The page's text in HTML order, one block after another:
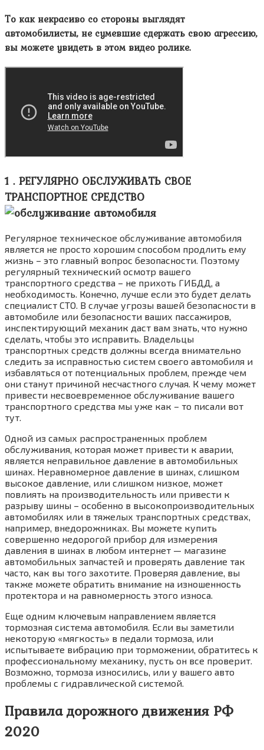
То как некрасиво со стороны выглядят
автомобилисты, не сумевшие сдержать свою агрессию,
вы можете увидеть в этом видео ролике.
1 . РЕГУЛЯРНО ОБСЛУЖИВАТЬ СВОЕ
ТРАНСПОРТНОЕ СРЕДСТВО
Регулярное техническое обслуживание автомобиля
является не просто хорошим способом продлить ему
жизнь – это главный вопрос безопасности. Поэтому
регулярный технический осмотр вашего
транспортного средства – не прихоть ГИБДД, а
необходимость. Конечно, лучше если это будет делать
специалист СТО. В случае угрозы вашей безопасности в
автомобиле или безопасности ваших пассажиров,
инспектирующий механик даст вам знать, что нужно
сделать, чтобы это исправить. Владельцы
транспортных средств должны всегда внимательно
следить за исправностью систем своего автомобиля и
избавляться от потенциальных проблем, прежде чем
они станут причиной несчастного случая. К чему может
привести несвоевременное обслуживание вашего
транспортного средства мы уже как – то писали вот
тут.
Одной из самых распространенных проблем
обслуживания, которая может привести к аварии,
является неправильное давление в автомобильных
шинах. Неравномерное давление в шинах, слишком
высокое давление, или слишком низкое, может
повлиять на производительность или привести к
разрыву шины – особенно в высокопроизводительных
автомобилях или в тяжелых транспортных средствах,
например, внедорожниках. Вы можете купить
совершенно недорогой прибор для измерения
давления в шинах в любом интернет — магазине
автомобильных запчастей и проверять давление так
часто, как вы того захотите. Проверяя давление, вы
также можете обратить внимание на изношенность
протектора и на равномерность этого износа.
Еще одним ключевым направлением является
тормозная система автомобиля. Если вы заметили
некоторую «мягкость» в педали тормоза, или
испытываете вибрацию при торможении, обратитесь к
профессиональному механику, пусть он все проверит.
Возможно, тормоза износились, или у вашего авто
проблемы с гидравлической системой.
Правила дорожного движения РФ
2020